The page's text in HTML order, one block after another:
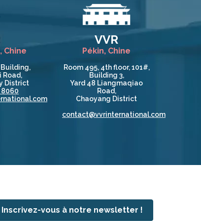
Chine
Road,
District
8060
VVR
Pékin, Chine
Room 495, 4th floor, 101#,
Building 3,
Yard 48 Liangmaqiao
Road,
Chaoyang District
contact@vvrinternational.com
Inscrivez-vous à notre newsletter !